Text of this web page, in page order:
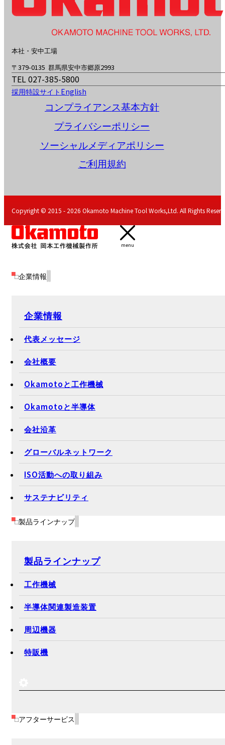
本社・安中工場
〒379-0135 群馬県安中市郷原2993
TEL 027-385-5800
採用特設サイト English
コンプライアンス基本方針
プライバシーポリシー
ソーシャルメディアポリシー
ご利用規約
Copyright © 2015 - 2026 Okamoto Machine Tool Works,Ltd. All Rights
menu
企業情報
企業情報
代表メッセージ
会社概要
Okamotoと工作機械
Okamotoと半導体
会社沿革
グローバルネットワーク
ISO活動への取り組み
サステナビリティ
製品ラインナップ
製品ラインナップ
工作機械
半導体関連製造装置
周辺機器
特販機
アフターサービス